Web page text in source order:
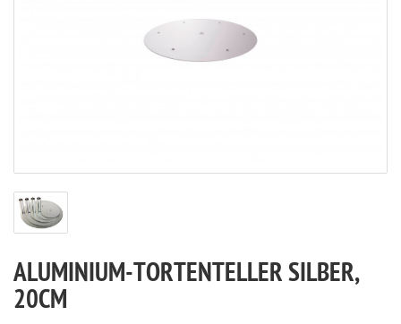
ALUMINIUM-TORTENTELLER SILBER,
20CM